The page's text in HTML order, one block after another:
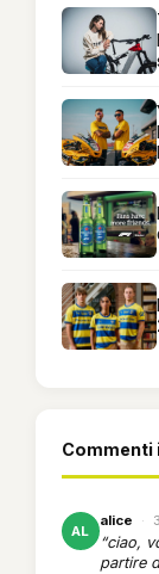
Commenti
AL
alice ·
“ciao,
partire